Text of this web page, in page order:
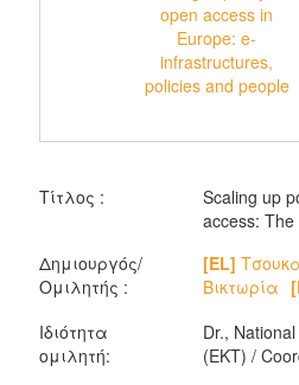
open access in
Europe: e-
infrastructures,
policies and people
Τίτλος :
Scaling up
access: The
Δημιουργός/
Ομιλητής :
[EL]
Βικτωρία
Ιδιότητα
ομιλητή:
Dr.,
(EKT) /